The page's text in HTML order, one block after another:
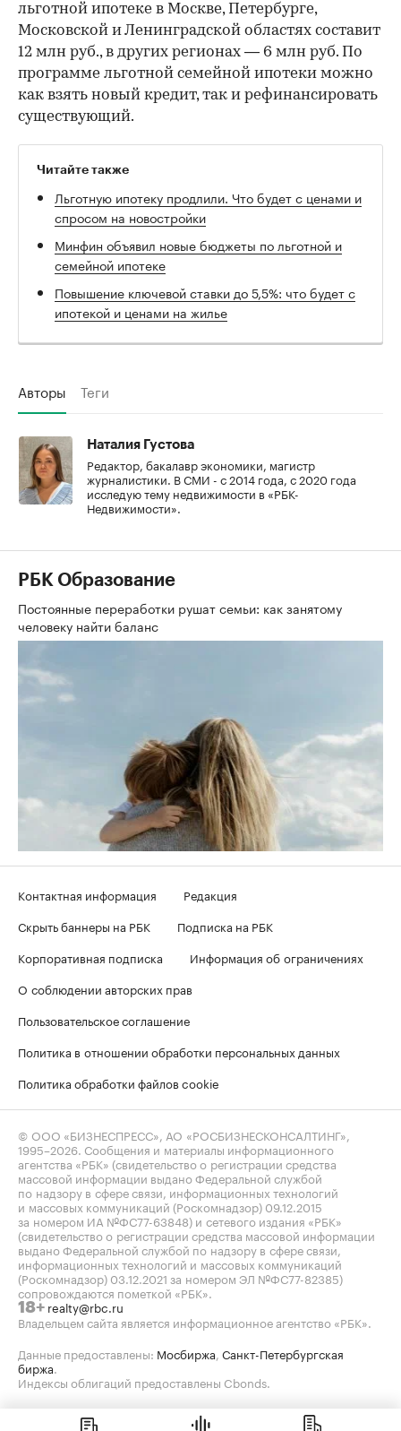
льготной ипотеке в Москве, Петербурге,
Московской и Ленинградской областях составит
12 млн руб., в других регионах — 6 млн руб. По
программе льготной семейной ипотеки можно
как взять новый кредит, так и рефинансировать
существующий.
Читайте также
Льготную ипотеку продлили. Что будет с ценами и
спросом на новостройки
Минфин объявил новые бюджеты по льготной и
семейной ипотеке
Повышение ключевой ставки до 5,5%: что будет с
ипотекой и ценами на жилье
Авторы Теги
Наталия Густова
Редактор, бакалавр экономики, магистр
журналистики. В СМИ - с 2014 года, с 2020 года
исследую тему недвижимости в «РБК-
Недвижимости».
РБК Образование
Постоянные переработки рушат семьи: как занятому
человеку найти баланс
Контактная информация
Редакция
Скрыть баннеры на РБК
Подписка на РБК
Корпоративная подписка
Информация об ограничениях
О соблюдении авторских прав
Пользовательское соглашение
Политика в отношении обработки персональных данных
Политика обработки файлов cookie
© ООО «БИЗНЕСПРЕСС», АО «РОСБИЗНЕСКОНСАЛТИНГ»,
1995–2026 . Сообщения и материалы информационного
агентства «РБК» (свидетельство о регистрации средства
массовой информации выдано Федеральной службой
по надзору в сфере связи, информационных технологий
и массовых коммуникаций (Роскомнадзор) 09.12.2015
за номером ИА №ФС77-63848) и сетевого издания «РБК»
(свидетельство о регистрации средства массовой информации
выдано Федеральной службой по надзору в сфере связи,
информационных технологий и массовых коммуникаций
(Роскомнадзор) 03.12.2021 за номером ЭЛ №ФС77-82385)
сопровождаются пометкой «РБК».
18+ realty@rbc.ru
Владельцем сайта является информационное агентство «РБК».
Данные предоставлены: Мосбиржа Санкт-Петербургская
биржа
Индексы облигаций предоставлены Cbonds.